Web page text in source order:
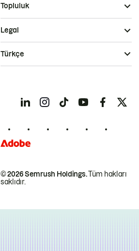
Topluluk
© 2026 Semrush Holdings.Tüm hakları
saklıdır.
Legal
Türkçe